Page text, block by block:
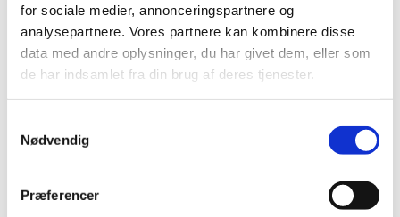
for sociale medier, annonceringspartnere og
analysepartnere. Vores partnere kan kombinere disse
data med andre oplysninger, du har givet dem, eller som
de har indsamlet fra din brug af deres tjenester.
Nødvendig
Præferencer